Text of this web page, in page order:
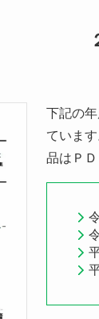
下記の
ていま
品はＰ